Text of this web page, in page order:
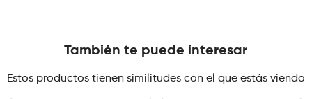
También te puede interesar
Estos productos tienen similitudes con el que estás viendo